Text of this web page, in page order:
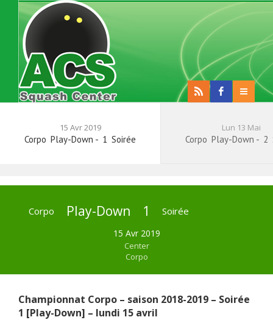
15 Avr 2019
Corpo Play-Down - 1 Soirée
Lun 13 Mai
Corpo Play-Down - 2
Corpo Play-Down 1 Soirée
15 Avr 2019
Center
Corpo
Championnat Corpo – saison 2018-2019 – Soirée
1 [Play-Down] – lundi 15 avril